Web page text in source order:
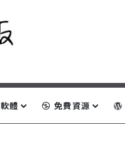
軟體 免費資源